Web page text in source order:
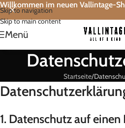
Skip to navigation
Skip to main content
Willkommen im neuen Vallintage-
Menü
Startseite
1. Datenschutz auf einen